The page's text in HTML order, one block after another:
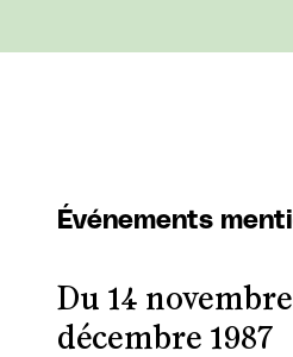
Événements
Du 14
décembre 1987